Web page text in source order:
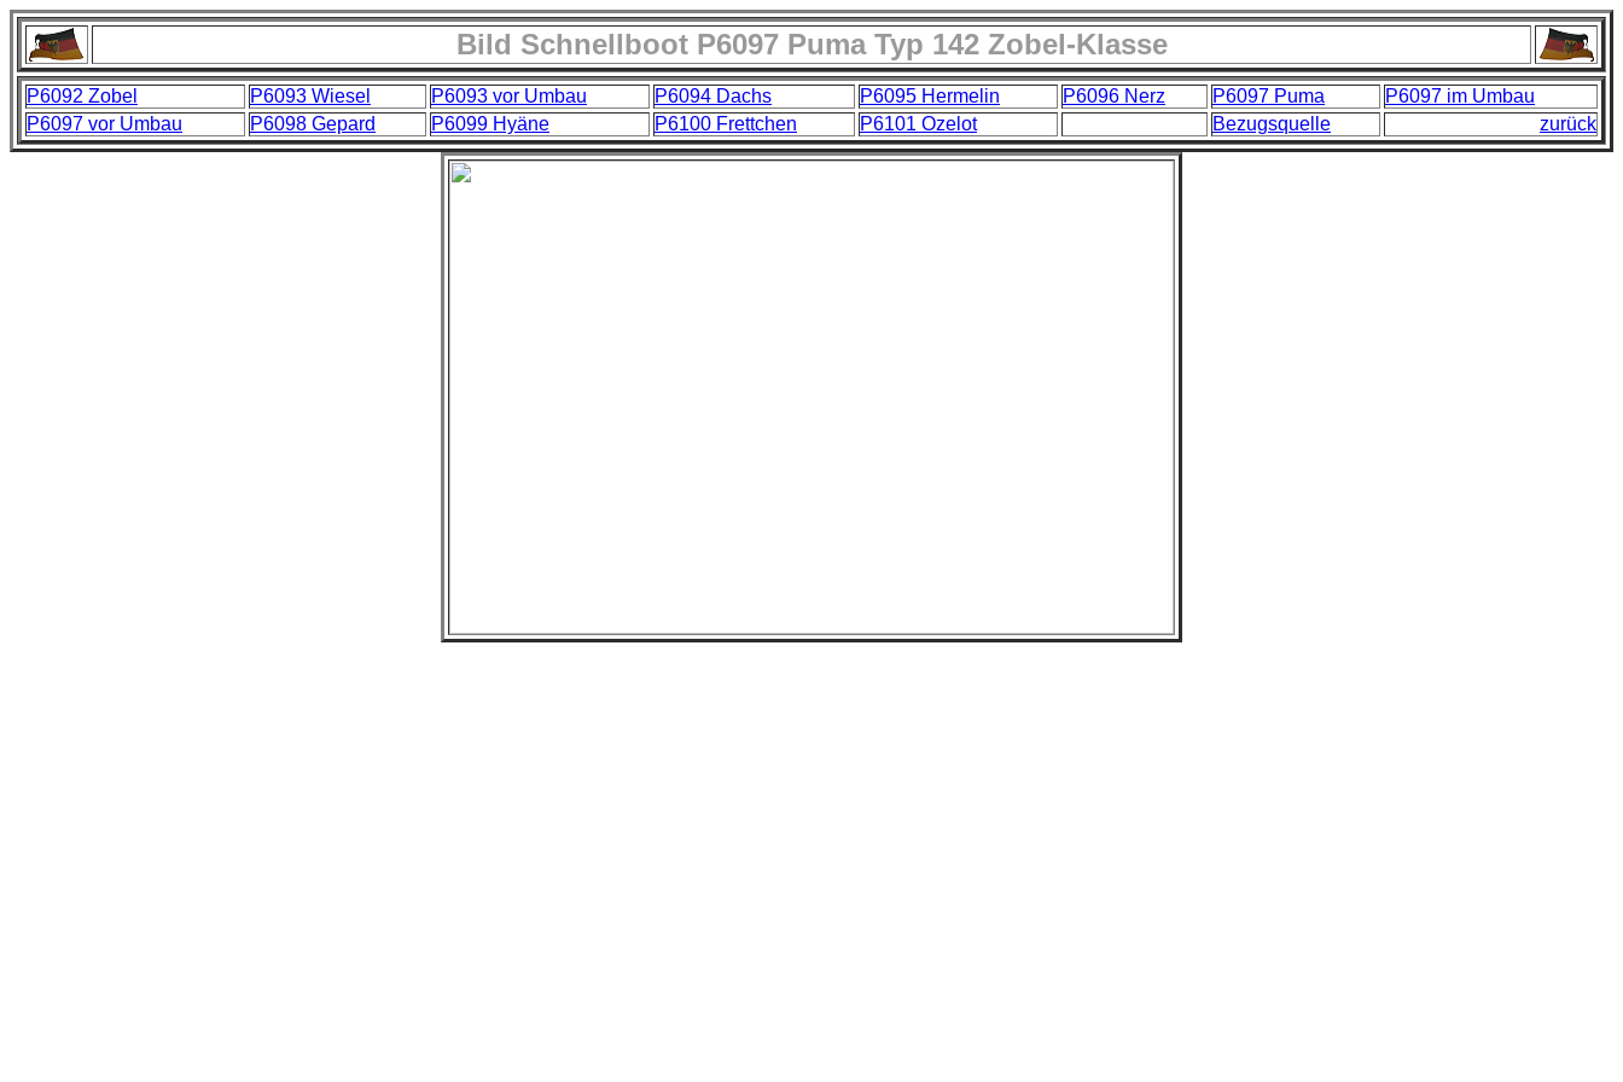
Bild Schnellboot P6097 Puma Typ 142 Zobel-Klasse
P6092 Zobel P6093 Wiesel P6093 vor Umbau P6094 Dachs P6095 Hermelin P6096 Nerz P6097 Puma
P6097 im Umbau
P6097 vor Umbau
P6098 Gepard P6099 Hyäne P6100 Frettchen P6101 Ozelot Bezugsquelle zurück